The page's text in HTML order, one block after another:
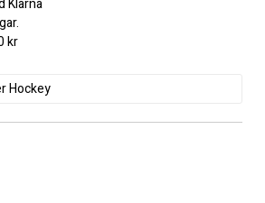
Klarna
kr
Hockey